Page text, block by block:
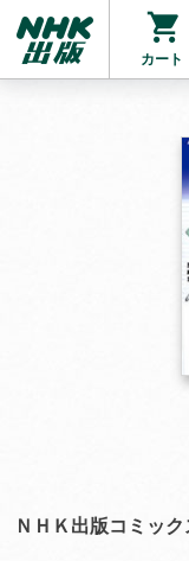
カート
ＮＨＫ出版コミック